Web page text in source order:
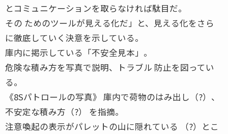
とコミュニケーションを取らなければ駄目だ。
その ためのツールが見える化だ」と、見える化をさら
に徹底していく決意を示している。
庫内に掲示している「不安全見本」。
危険な積み方を写真で説明、トラブル 防止を図ってい
る。
《8Sパトロールの写真》 庫内で荷物のはみ出し（?）、
不安定な積み方（?） を指摘。
注意喚起の表示がパレットの山に隠れている （?）とこ